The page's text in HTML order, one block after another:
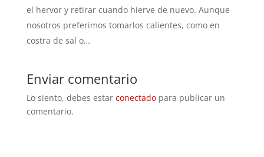
el hervor y retirar cuando hierve de nuevo. Aunque
nosotros preferimos tomarlos calientes, como en
costra de sal o…
Enviar comentario
Lo siento, debes estar conectadopara publicar un
comentario.